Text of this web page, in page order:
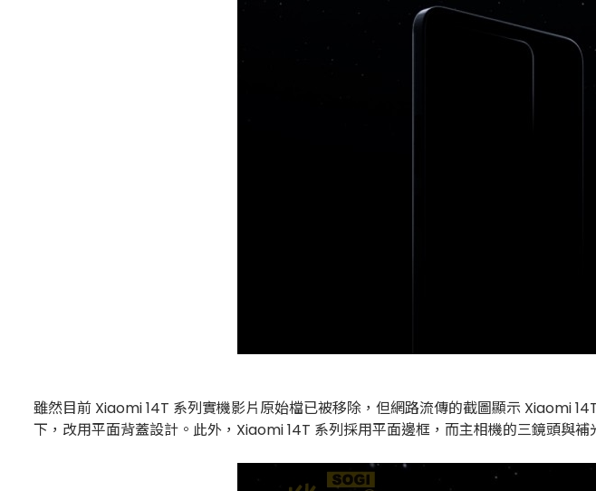
雖然目前 Xiaomi 14T 系列實機影片原始檔已被移除，但網路流傳的截圖顯示 Xiaomi
下，改用平面背蓋設計。此外，Xiaomi 14T 系列採用平面邊框，而主相機的三鏡頭與